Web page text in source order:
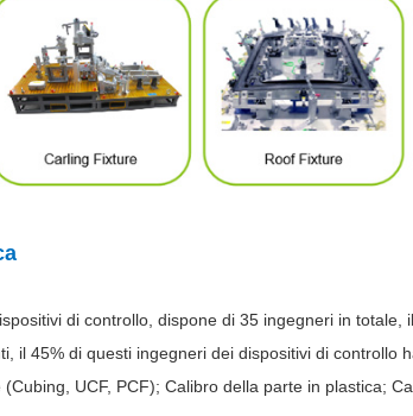
di controllo, dispone di 35 ingegneri in
il 45% di questi ingegneri dei dispositivi di controllo
UCF, PCF); Calibro della parte in plastica;